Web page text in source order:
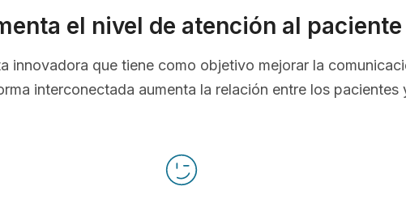
el nivel de atención al paciente
innovadora que tiene como objetivo mejorar la
interconectada aumenta la relación entre los pacientes